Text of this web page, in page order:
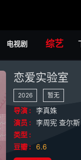
电视剧 综艺
恋爱实验室
2026 暂无
导演 :
李真姝
演员 :
李周宪 查尔斯
类型 :
豆瓣 :
6.6